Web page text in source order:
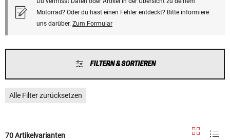
Motorrad? Oder du hast einen Fehler entdeckt? Bitte informiere
uns darüber. Zum Formular
FILTERN & SORTIEREN
Alle Filter zurücksetzen
70 Artikelvarianten